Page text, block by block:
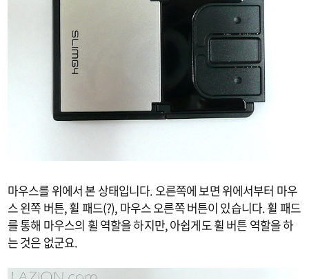
마우스를 위에서 본 상태입니다. 오른쪽에 보면 위에서부터 마우
스 왼쪽 버튼, 휠 패드(?), 마우스 오른쪽 버튼이 있습니다. 휠 패드
를 통해 마우스의 휠 역할을 하지만, 아쉽게도 휠 버튼 역할을 하
는 것은 없군요.